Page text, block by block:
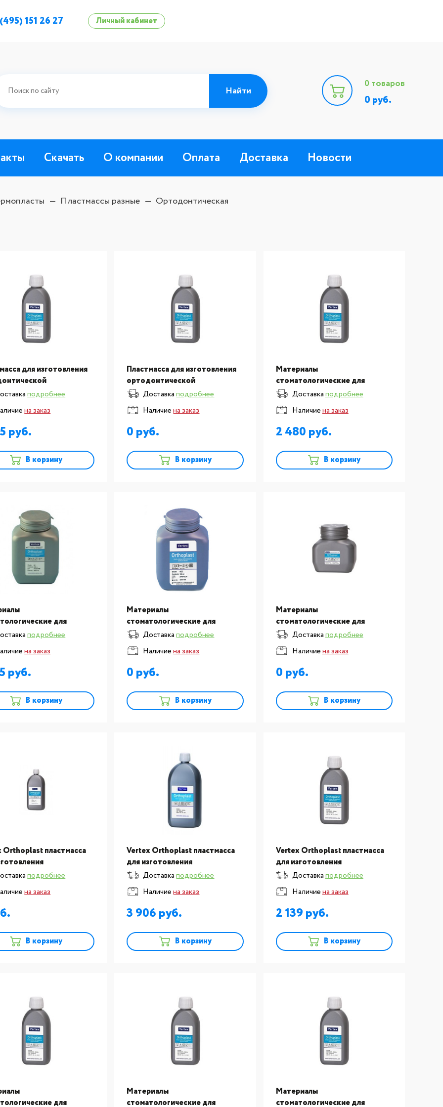
151 26 27 Личный кабинет
0товаров
0 руб.
Скачать О компании Оплата Доставка Новости
Пластмассы разные Ортодонтическая
для изготовления
Orthoplast,
неон зеленая, 250 мл
подробнее
на заказ
В корзину
Пластмасса для изготовления
ортодонтической
конструкции Orthoplast,
жидкость, черная, 250 мл
Доставкаподробнее
Наличиена заказ
0
В корзину
Материалы
стоматологические для
изготовления и ремонта
зубных протезов - пластмасса
для изготовления
ортодонтических
конструкций Vertex Ortho
Доставкаподробнее
Наличиена заказ
2 480
В корзину
для
и ремонта
протезов: пластмасса
Vertex Orthop
подробнее
на заказ
В корзину
Материалы
стоматологические для
изготовления и ремонта
зубных протезов: пластмасса
для изготовления
ортодонтических
конструкций Vertex Orthop
Доставкаподробнее
Наличиена заказ
0
В корзину
Материалы
стоматологические для
изготовления и ремонта
зубных протезов: пластмасса
для изготовления
ортодонтических
конструкций Vertex Orthop
Доставкаподробнее
Наличиена заказ
0
В корзину
Orthoplast пластмасса
жидкость
75 мл
подробнее
на заказ
В корзину
Vertex Orthoplast пластмасса
для изготовления
ортодонтической
конструкции жидкость
прозрачная 500мл
Доставкаподробнее
Наличиена заказ
3 906
В корзину
Vertex Orthoplast пластмасса
для изготовления
ортодонтической
конструкции жидкость
прозрачная 250 мл
Доставкаподробнее
Наличиена заказ
2 139
В корзину
для
Материалы
стоматологические для
Материалы
стоматологические для